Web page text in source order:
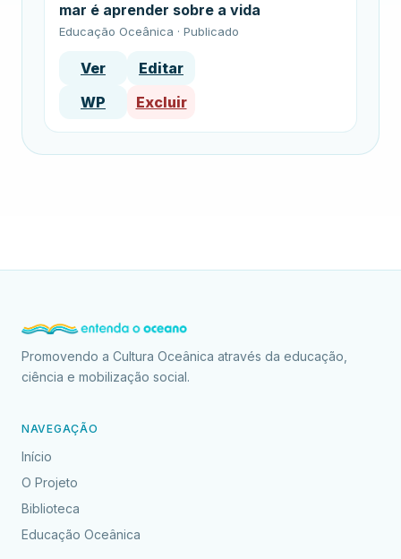
mar é aprender sobre a vida
Educação Oceânica · Publicado
Ver
Editar
WP
Excluir
Promovendo a Cultura Oceânica através da educação,
ciência e mobilização social.
NAVEGAÇÃO
Início
O Projeto
Biblioteca
Educação Oceânica